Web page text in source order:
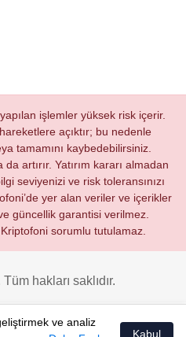
işlemler yüksek risk içerir.
açıktır; bu nedenle
tamamını kaybedebilirsiniz.
artırır. Yatırım kararı almadan
seviyenizi ve risk toleransınızı
yer alan veriler ve içerikler
güncellik garantisi verilmez.
sorumlu tutulamaz.
hakları saklıdır.
ve analiz
Kabul